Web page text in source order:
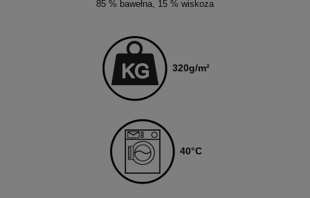
85 % bawełna, 15 % wiskoza
320g/m²
40°C